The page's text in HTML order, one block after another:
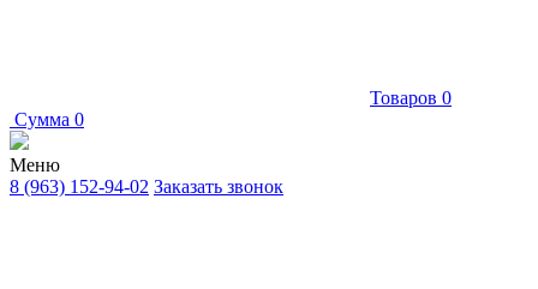
Товаров 0
Сумма 0
Меню
8 (963) 152-94-02 Заказать звонок